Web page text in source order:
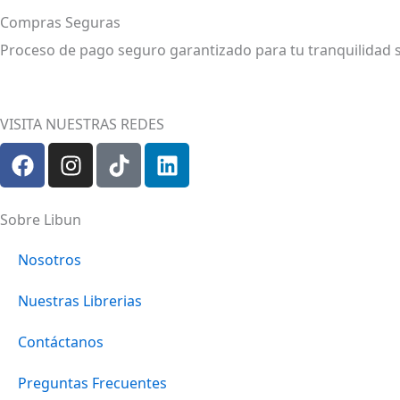
Compras Seguras
Proceso de pago seguro garantizado para tu tranquilidad
VISITA NUESTRAS REDES
F
a
c
e
o
k
I
n
s
t
g
a
m
T
i
k
L
i
n
Sobre Libun
Nosotros
Nuestras Librerias
Contáctanos
Preguntas Frecuentes